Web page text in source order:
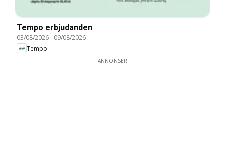
Tempo erbjudanden
03/08/2026- 09/08/2026
Tempo
ANNONSER